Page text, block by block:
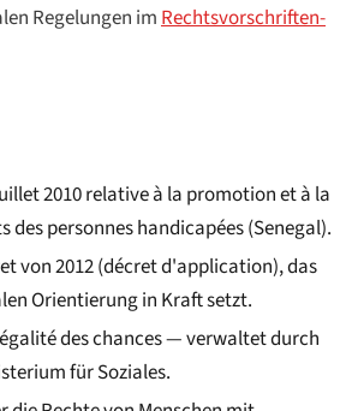
Regelungen im Rechtsvorschriften-
2010 relative à la promotion et à la
des personnes handicapées(Senegal).
von 2012 (décret d'application), das
Orientierung in Kraft setzt.
des chances— verwaltet durch
für Soziales.